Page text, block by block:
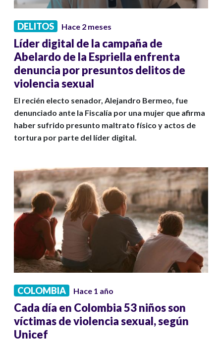
DELITOS Hace 2 meses
Líder digital de la campaña de
Abelardo de la Espriella enfrenta
denuncia por presuntos delitos de
violencia sexual
El recién electo senador, Alejandro Bermeo, fue
denunciado ante la Fiscalía por una mujer que afirma
haber sufrido presunto maltrato físico y actos de
tortura por parte del líder digital.
COLOMBIA Hace 1 año
Cada día en Colombia 53 niños son
víctimas de violencia sexual, según
Unicef